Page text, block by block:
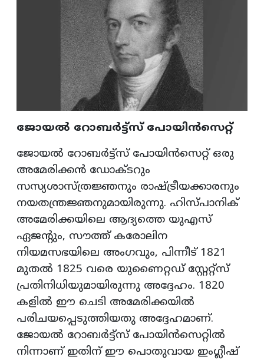
ജോയൽ റോബർട്ട്സ് പോയിൻസെറ്റ്
ജോയൽ റോബർട്ട്സ് പോയിൻസെറ്റ് ഒരു
അമേരിക്കൻ ഡോക്ടറും
സസ്യശാസ്ത്രജ്ഞനും രാഷ്ട്രീയക്കാരനും
നയതന്ത്രജ്ഞനുമായിരുന്നു. ഹിസ്പാനിക്
അമേരിക്കയിലെ ആദ്യത്തെ യുഎസ്
ഏജന്റും, സൗത്ത് കരോലിന
നിയമസഭയിലെ അംഗവും, പിന്നീട് 1821
മുതൽ 1825 വരെ യുണൈറ്റഡ് സ്റ്റേറ്റ്സ്
പ്രതിനിധിയുമായിരുന്നു അദ്ദേഹം. 1820
കളിൽ ഈ ചെടി അമേരിക്കയിൽ
പരിചയപ്പെടുത്തിയതു അദ്ദേഹമാണ്.
ജോയൽ റോബർട്ട്സ് പോയിൻസെറ്റിൽ
നിന്നാണ് ഇതിന് ഈ പൊതുവായ ഇംഗ്ലീഷ്